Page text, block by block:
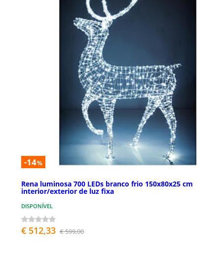
-14%
Rena luminosa 700 LEDs branco frio 150x80x25 cm
interior/exterior de luz fixa
DISPONÍVEL
€ 512,33 € 599,00